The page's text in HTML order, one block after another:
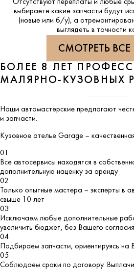
Отсутствуют переплаты и любые
выбираете какие запчасти будут
(новые или б/у), а
выглядеть в точности
СМОТРЕТЬ
БОЛЕЕ 8 ЛЕТ
МАЛЯРНО-КУЗОВНЫХ
Наши автомастерские предлагают
и запчасти.
Кузовное ателье Garage –
01
Все автосервисы находятся в
дополнительную наценку за аренду
02
Только опытные мастера – эксперты в
свыше 10 лет
03
Исключаем любые дополнительные
увеличить бюджет, без Вашего согласия
04
Подбираем запчасти, ориентируясь на
05
Соблюдаем сроки по договору.